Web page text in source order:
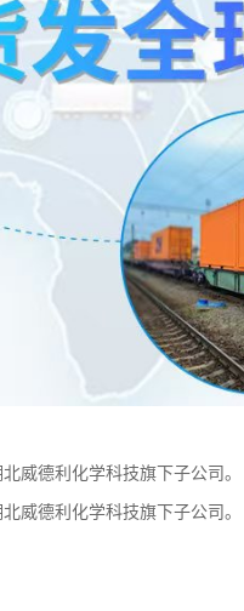
威德利化学科技旗下子公司
新货供应
威德利化学科技旗下子公司
114798-26-4 外观 类白色至
羰基-N'-甲苯磺酰基-L-精氨